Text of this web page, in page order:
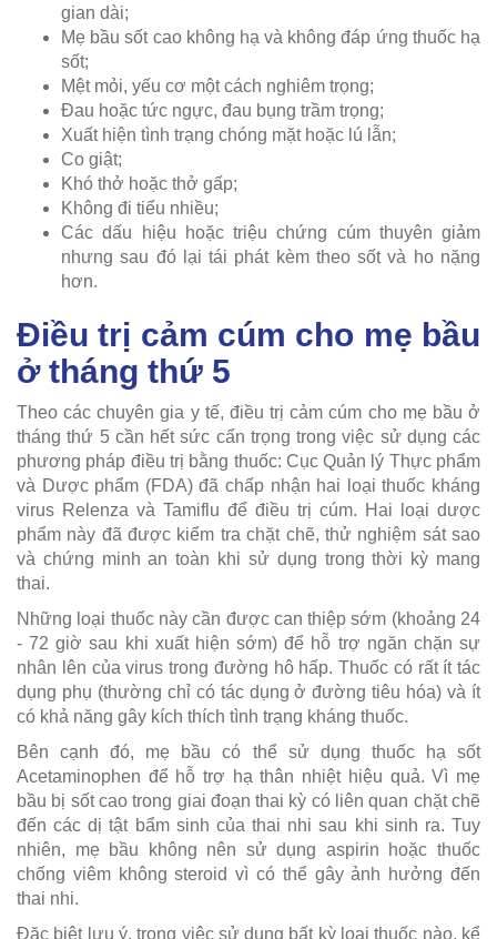
gian dài;
Mẹ bầu sốt cao không hạ và không đáp ứng thuốc hạ
sốt;
Mệt mỏi, yếu cơ một cách nghiêm trọng;
Đau hoặc tức ngực, đau bụng trầm trọng;
Xuất hiện tình trạng chóng mặt hoặc lú lẫn;
Co giật;
Khó thở hoặc thở gấp;
Không đi tiểu nhiều;
Các dấu hiệu hoặc triệu chứng cúm thuyên giảm
nhưng sau đó lại tái phát kèm theo sốt và ho nặng
hơn.
Điều trị cảm cúm cho mẹ bầu
ở tháng thứ 5
Theo các chuyên gia y tế, điều trị cảm cúm cho mẹ bầu ở
tháng thứ 5 cần hết sức cẩn trọng trong việc sử dụng các
phương pháp điều trị bằng thuốc: Cục Quản lý Thực phẩm
và Dược phẩm (FDA) đã chấp nhận hai loại thuốc kháng
virus Relenza và Tamiflu để điều trị cúm. Hai loại dược
phẩm này đã được kiểm tra chặt chẽ, thử nghiệm sát sao
và chứng minh an toàn khi sử dụng trong thời kỳ mang
thai.
Những loại thuốc này cần được can thiệp sớm (khoảng 24
- 72 giờ sau khi xuất hiện sớm) để hỗ trợ ngăn chặn sự
nhân lên của virus trong đường hô hấp. Thuốc có rất ít tác
dụng phụ (thường chỉ có tác dụng ở đường tiêu hóa) và ít
có khả năng gây kích thích tình trạng kháng thuốc.
Bên cạnh đó, mẹ bầu có thể sử dụng thuốc hạ sốt
Acetaminophen để hỗ trợ hạ thân nhiệt hiệu quả. Vì mẹ
bầu bị sốt cao trong giai đoạn thai kỳ có liên quan chặt chẽ
đến các dị tật bẩm sinh của thai nhi sau khi sinh ra. Tuy
nhiên, mẹ bầu không nên sử dụng aspirin hoặc thuốc
chống viêm không steroid vì có thể gây ảnh hưởng đến
thai nhi.
Đặc biệt lưu ý, trong việc sử dụng bất kỳ loại thuốc nào, kể